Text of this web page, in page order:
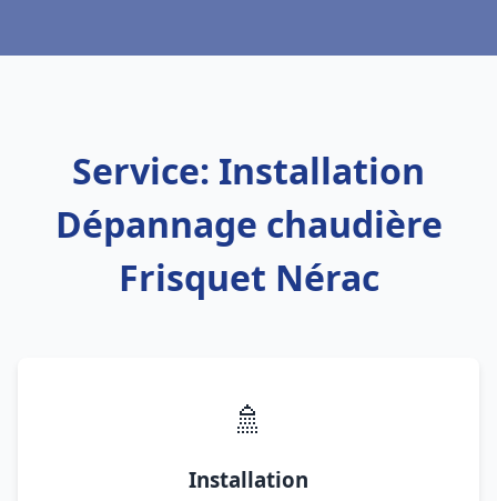
Service: Installation
Dépannage chaudière
Frisquet Nérac
🚿
Installation